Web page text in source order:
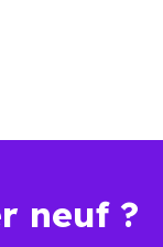
neuf ?